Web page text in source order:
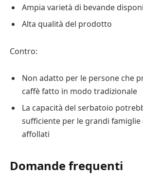
Ampia varietà di bevande
Alta qualità del prodotto
Contro:
Non adatto per le persone che
caffè fatto in modo tradizionale
La capacità del serbatoio
sufficiente per le grandi
affollati
Domande frequenti